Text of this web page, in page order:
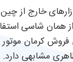
فروش کرمان